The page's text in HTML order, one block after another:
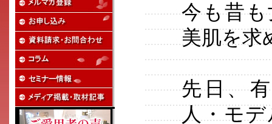
今も昔
美肌を求
先日、
人・モ